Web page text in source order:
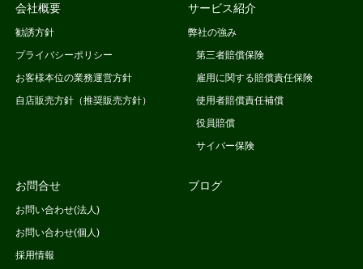
会社概要
勧誘方針
プライバシーポリシー
お客様本位の業務運営方針
自店販売方針（推奨販売方針）
サービス紹介
弊社の強み
第三者賠償保険
雇用に関する賠償責任保険
使用者賠償責任補償
役員賠償
サイバー保険
お問合せ
お問い合わせ(法人)
お問い合わせ(個人)
採用情報
ブログ